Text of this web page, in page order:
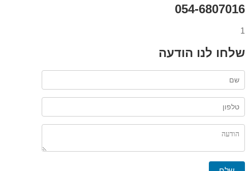
054-6807016
1
שלחו לנו הודעה